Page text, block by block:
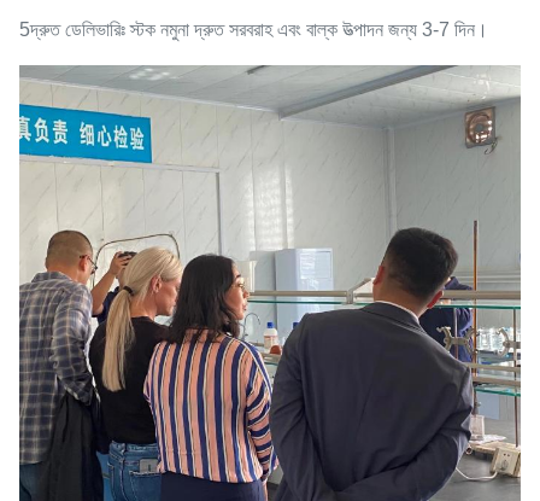
5দ্রুত ডেলিভারিঃ স্টক নমুনা দ্রুত সরবরাহ এবং বাল্ক উত্পাদন জন্য 3-7 দিন।